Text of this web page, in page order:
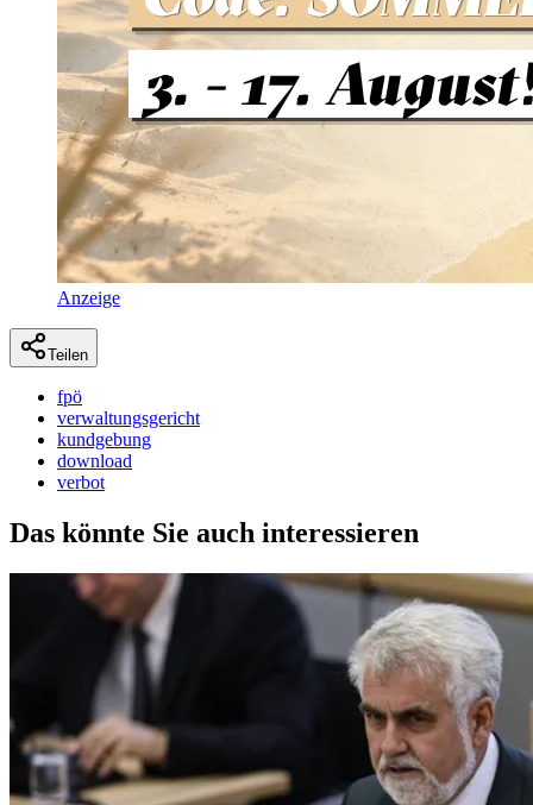
Anzeige
Teilen
fpö
verwaltungsgericht
kundgebung
download
verbot
Das könnte Sie auch interessieren